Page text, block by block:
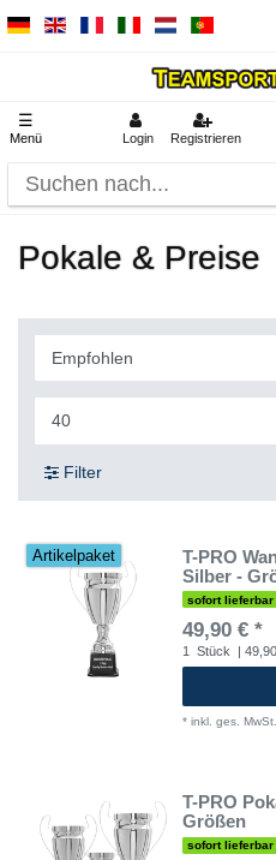
☰
Menü Login Registrieren
Pokale & Preise
Filter
Artikelpaket
T-PRO
Silber -
sofort lieferbar
49,90 € *
1 Stück |
* inkl. ges. MwSt.
T-PRO
Größen
sofort lieferbar